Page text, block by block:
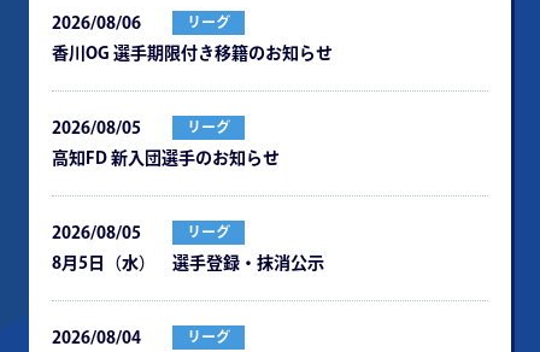
2026/08/06 リーグ
⾹川OG 選⼿期限付き移籍のお知らせ
2026/08/05 リーグ
⾼知FD 新⼊団選⼿のお知らせ
2026/08/05 リーグ
8月5日（水） 選手登録・抹消公示
2026/08/04 リーグ